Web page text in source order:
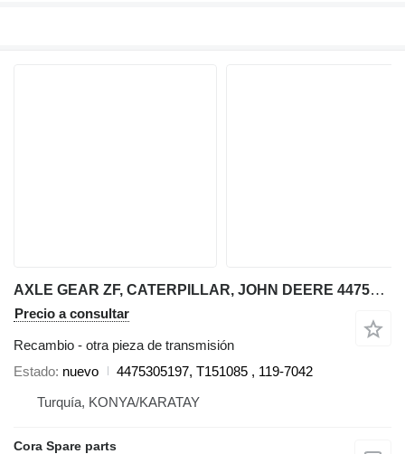
AXLE GEAR ZF, CATERPILLAR, JOHN DEERE 4475305197, T151085 , 119-7042 ZF 4475305197 para Caterpillar retroexcavadora
Precio a consultar
Recambio - otra pieza de transmisión
Estado nuevo
4475305197, T151085 , 119-7042
Turquía, KONYA/KARATAY
Cora Spare parts